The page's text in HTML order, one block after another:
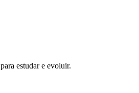
estudar e evoluir.